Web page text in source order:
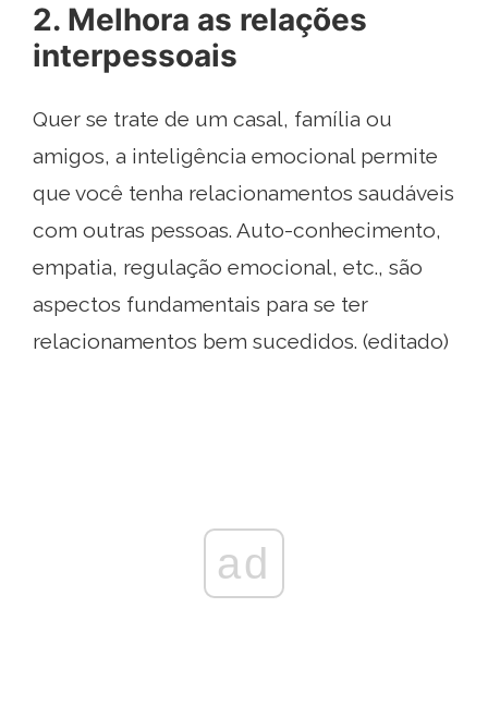
2. Melhora as relações
interpessoais
Quer se trate de um casal, família ou
amigos, a inteligência emocional permite
que você tenha relacionamentos saudáveis
​​com outras pessoas. Auto-conhecimento,
empatia, regulação emocional, etc., são
aspectos fundamentais para se ter
relacionamentos bem sucedidos. (editado)
ad